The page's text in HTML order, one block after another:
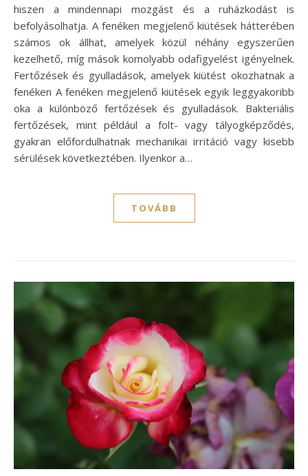
hiszen a mindennapi mozgást és a ruházkodást is
befolyásolhatja. A fenéken megjelenő kiütések hátterében
számos ok állhat, amelyek közül néhány egyszerűen
kezelhető, míg mások komolyabb odafigyelést igényelnek.
Fertőzések és gyulladások, amelyek kiütést okozhatnak a
fenéken A fenéken megjelenő kiütések egyik leggyakoribb
oka a különböző fertőzések és gyulladások. Bakteriális
fertőzések, mint például a folt- vagy tályogképződés,
gyakran előfordulhatnak mechanikai irritáció vagy kisebb
sérülések következtében. Ilyenkor a…
TOVÁBB